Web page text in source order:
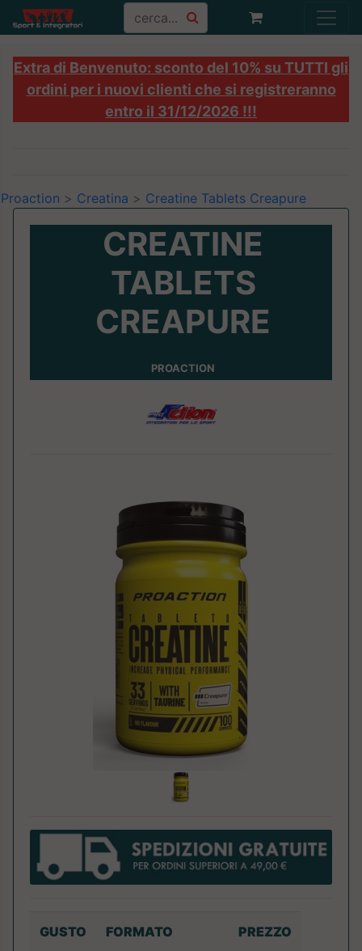
Extra di Benvenuto: sconto del 10% su TUTTI gli
ordini per i nuovi clienti che si registreranno
entro il 31/12/2026 !!!
Proaction > Creatina > Creatine Tablets Creapure
CREATINE
TABLETS
CREAPURE
PROACTION
GUSTO FORMATO PREZZO